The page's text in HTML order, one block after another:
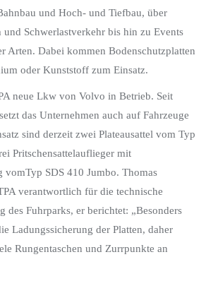
und Hoch- und Tiefbau, über
und Schwerlastverkehr bis hin zu Events
Arten. Dabei kommen Bodenschutzplatten
oder Kunststoff zum Einsatz.
neue Lkw von Volvo in Betrieb. Seit
das Unternehmen auch auf Fahrzeuge
sind derzeit zwei Plateausattel vom Typ
Pritschensattelauflieger mit
vomTyp SDS 410 Jumbo. Thomas
verantwortlich für die technische
des Fuhrparks, er berichtet: „Besonders
Ladungssicherung der Platten, daher
Rungentaschen und Zurrpunkte an